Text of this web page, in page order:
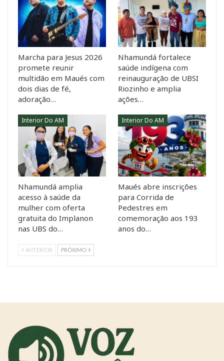
Marcha para Jesus 2026
promete reunir
multidão em Maués com
dois dias de fé,
adoração…
Nhamundá fortalece
saúde indígena com
reinauguração de UBSI
Riozinho e amplia
ações…
Interior Do AM
Nhamundá amplia
acesso à saúde da
mulher com oferta
gratuita do Implanon
nas UBS do…
Interior Do AM
Maués abre inscrições
para Corrida de
Pedestres em
comemoração aos 193
anos do…
ANTERIOR PRÓXIMO